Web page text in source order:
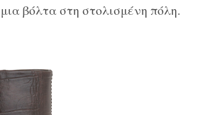
βόλτα στη στολισμένη πόλη.